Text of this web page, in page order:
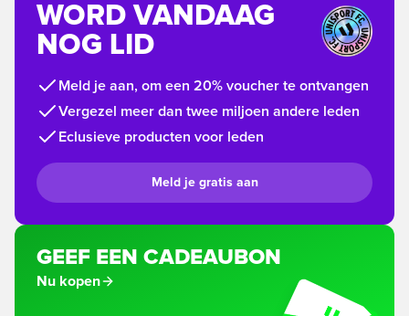
WORD VANDAAG
NOG LID
Meld je aan, om een 20% voucher te ontvangen
Vergezel meer dan twee miljoen andere leden
Eclusieve producten voor leden
Meld je gratis aan
GEEF EEN CADEAUBON
Nu kopen